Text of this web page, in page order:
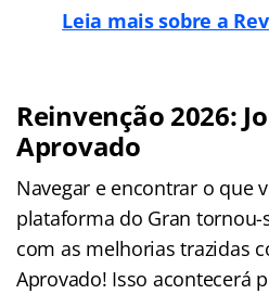
Leia mais sobre a
Reinvenção 2026:
Aprovado
Navegar e encontrar o que
plataforma do Gran tornou-
com as melhorias trazidas
Aprovado! Isso acontecerá